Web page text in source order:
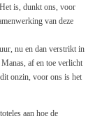
is, dunkt ons, voor
van deze
nu en dan verstrikt in
af en toe verlicht
onzin, voor ons is het
aan hoe de